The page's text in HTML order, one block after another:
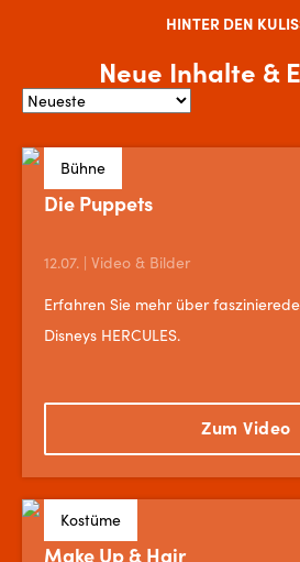
HINTER DEN
Neue Inhalte &
Bühne
Die Puppets
12.07. | Video & Bilder
Erfahren Sie mehr über
Disneys HERCULES.
Zum Video
Kostüme
Make Up & Hair